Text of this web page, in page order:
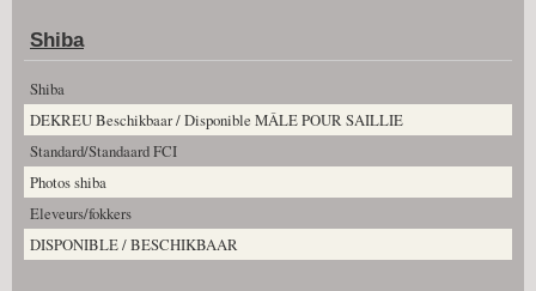
Shiba
Shiba
DEKREU Beschikbaar / Disponible MÂLE POUR SAILLIE
Standard/Standaard FCI
Photos shiba
Eleveurs/fokkers
DISPONIBLE / BESCHIKBAAR